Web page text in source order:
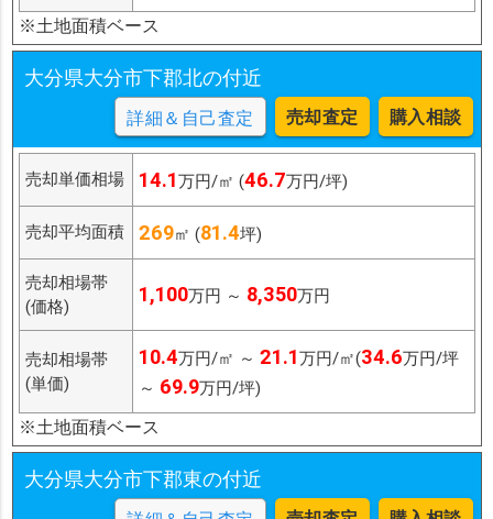
※土地面積ベース
大分県大分市下郡北の付近
詳細＆自己査定 売却査定 購入相談
売却単価相場 14.1万円/㎡ (46.7万円/坪)
売却平均面積 269㎡ (81.4坪)
売却相場帯
(価格)
1,100万円 ～ 8,350万円
売却相場帯
(単価)
10.4万円/㎡ ～ 21.1万円/㎡(34.6万円/坪
～ 69.9万円/坪)
※土地面積ベース
大分県大分市下郡東の付近